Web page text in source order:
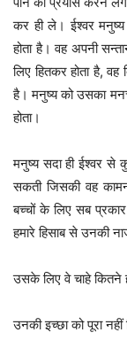
कर ही ले। ईश्वर
होता है। वह अपनी
लिए हितकर होता है,
है। मनुष्य को उसका
होता।
मनुष्य सदा ही ईश्वर से
सकती जिसकी वह
बच्चों के लिए सब
हमारे हिसाब से उनकी
उसके लिए वे चाहे कितने
उनकी इच्छा को पूरा नहीं